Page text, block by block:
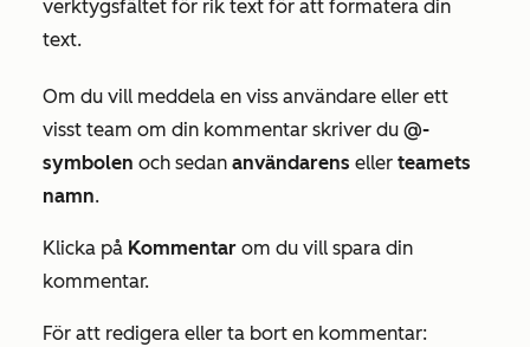
verktygsfältet för rik text för att formatera din
text.
Om du vill meddela en viss användare eller ett
visst team om din kommentar skriver du @-
symbolen och sedan användarens eller teamets
namn.
Klicka på Kommentar om du vill spara din
kommentar.
För att redigera eller ta bort en kommentar: